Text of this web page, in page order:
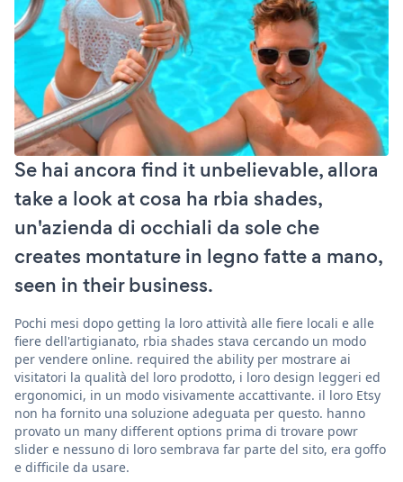
Se hai ancora find it unbelievable, allora
take a look at cosa ha rbia shades,
un'azienda di occhiali da sole che
creates montature in legno fatte a mano,
seen in their business.
Pochi mesi dopo getting la loro attività alle fiere locali e alle
fiere dell'artigianato, rbia shades stava cercando un modo
per vendere online. required the ability per mostrare ai
visitatori la qualità del loro prodotto, i loro design leggeri ed
ergonomici, in un modo visivamente accattivante. il loro Etsy
non ha fornito una soluzione adeguata per questo. hanno
provato un many different options prima di trovare powr
slider e nessuno di loro sembrava far parte del sito, era goffo
e difficile da usare.